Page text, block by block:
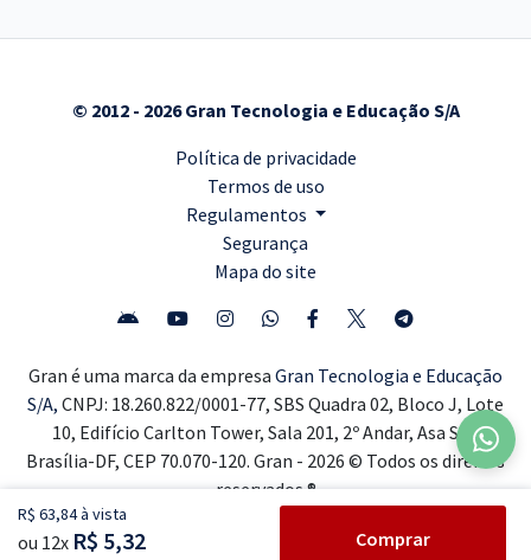
R$ 63,84 à vista
ou 12x R$ 5,32 Comprar
© 2012 - 2026 Gran Tecnologia e Educação S/A
Política de privacidade
Termos de uso
Regulamentos
Segurança
Mapa do site
Gran é uma marca da empresa Gran Tecnologia e Educação
S/A, CNPJ: 18.260.822/0001-77, SBS Quadra 02, Bloco J, Lote
10, Edifício Carlton Tower, Sala 201, 2º Andar, Asa Sul,
Brasília-DF, CEP 70.070-120. Gran - 2026 © Todos os direitos
reservados ®